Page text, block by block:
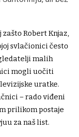
Robert Knjaz,
svlačionici često
malih
mogli uočiti
uratke.
– rado viđeni
prilikom postaje
za naš list.